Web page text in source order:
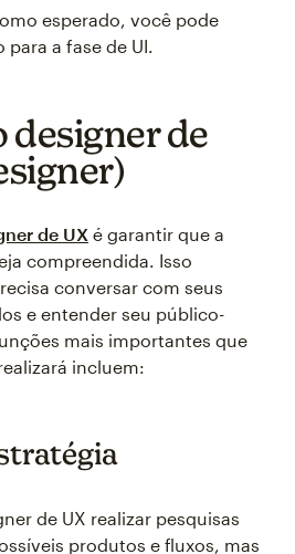
esperado, você pode
a fase de UI.
designer de
de UX é garantir que a
compreendida. Isso
conversar com seus
e entender seu público-
mais importantes que
incluem:
de UX realizar pesquisas
produtos e fluxos, mas